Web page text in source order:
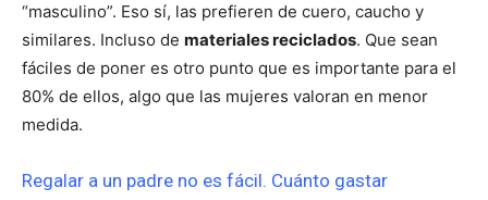
“masculino”. Eso sí, las prefieren de cuero, caucho y
similares. Incluso de materiales reciclados. Que sean
fáciles de poner es otro punto que es importante para el
80% de ellos, algo que las mujeres valoran en menor
medida.
Regalar a un padre no es fácil. Cuánto gastar